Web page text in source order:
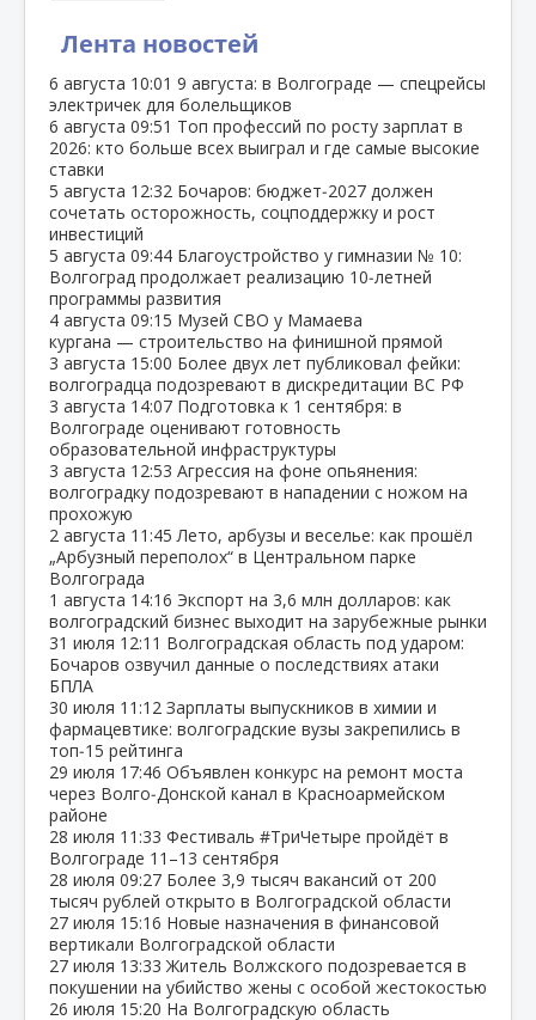
Лента новостей
6 августа 10:01 9 августа: в Волгограде — спецрейсы
электричек для болельщиков
6 августа 09:51 Топ профессий по росту зарплат в
2026: кто больше всех выиграл и где самые высокие
ставки
5 августа 12:32 Бочаров: бюджет‑2027 должен
сочетать осторожность, соцподдержку и рост
инвестиций
5 августа 09:44 Благоустройство у гимназии № 10:
Волгоград продолжает реализацию 10‑летней
программы развития
4 августа 09:15 Музей СВО у Мамаева
кургана — строительство на финишной прямой
3 августа 15:00 Более двух лет публиковал фейки:
волгоградца подозревают в дискредитации ВС РФ
3 августа 14:07 Подготовка к 1 сентября: в
Волгограде оценивают готовность
образовательной инфраструктуры
3 августа 12:53 Агрессия на фоне опьянения:
волгоградку подозревают в нападении с ножом на
прохожую
2 августа 11:45 Лето, арбузы и веселье: как прошёл
„Арбузный переполох“ в Центральном парке
Волгограда
1 августа 14:16 Экспорт на 3,6 млн долларов: как
волгоградский бизнес выходит на зарубежные рынки
31 июля 12:11 Волгоградская область под ударом:
Бочаров озвучил данные о последствиях атаки
БПЛА
30 июля 11:12 Зарплаты выпускников в химии и
фармацевтике: волгоградские вузы закрепились в
топ‑15 рейтинга
29 июля 17:46 Объявлен конкурс на ремонт моста
через Волго‑Донской канал в Красноармейском
районе
28 июля 11:33 Фестиваль #ТриЧетыре пройдёт в
Волгограде 11–13 сентября
28 июля 09:27 Более 3,9 тысяч вакансий от 200
тысяч рублей открыто в Волгоградской области
27 июля 15:16 Новые назначения в финансовой
вертикали Волгоградской области
27 июля 13:33 Житель Волжского подозревается в
покушении на убийство жены с особой жестокостью
26 июля 15:20 На Волгоградскую область